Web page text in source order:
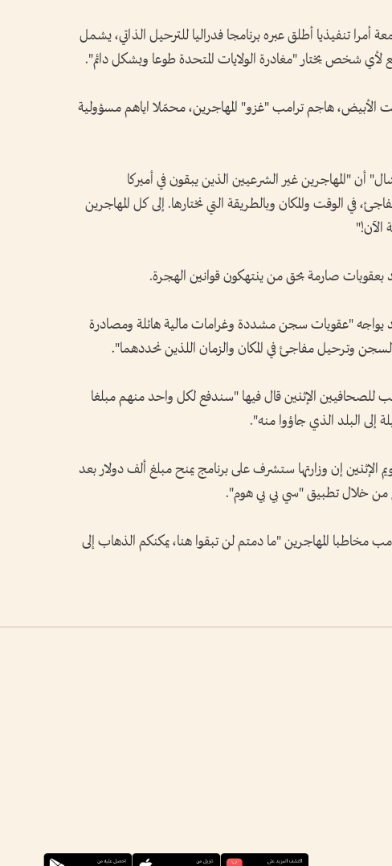
أمرا تنفيذيا أطلق عبره برنامجا فدراليا للترحيل الذاتي، يشمل
لأي شخص يختار "مغادرة الولايات المتحدة طوعا وبشكل دائم".
الأبيض، هاجم ترامب "غزو" المهاجرين، محمّلا اياهم مسؤولية
"المهاجرين غير الشرعيين الذين يبقون في أميركا
في الوقت والمكان وبالطريقة التي نختارها. إلى كل المهاجرين
الآن!"
بعقوبات صارمة بحق من ينتهكون قوانين الهجرة.
يواجه "عقوبات سجن مشددة وغرامات مالية هائلة ومصادرة
وترحيل مفاجئ في المكان والزمان اللذين نحددهما".
للصحافيين الإثنين قال فيها "سندفع لكل واحد منهم مبلغا
إلى البلد الذي جاؤوا منه".
الإثنين إن وزارتها ستشرف على برنامج يمنح مبلغ ألف دولار بعد
من خلال تطبيق "سي بي بي هوم".
مخاطبا المهاجرين "ما دمتم لن تبقوا هنا، يمكنكم الذهاب إلى